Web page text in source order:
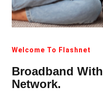
Welcome To Flashnet
Broadband
Network.